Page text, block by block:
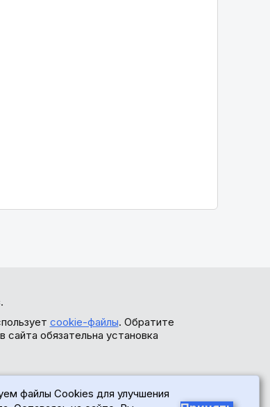
cookie-файлы. Обратите
обязательна установка
файлы Cookies для улучшения